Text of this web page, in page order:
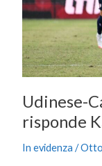
Udinese-
risponde
In evidenza /
risponde
Kabasele